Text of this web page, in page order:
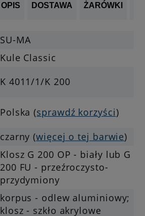
OPIS DOSTAWA ŻARÓWKI
SU-MA
Kule Classic
K 4011/1/K 200
Polska (sprawdź korzyści)
czarny (więcej o tej barwie)
Klosz G 200 OP - biały lub G
200 FU - przeźroczysto-
przydymiony
korpus - odlew aluminiowy;
klosz - szkło akrylowe